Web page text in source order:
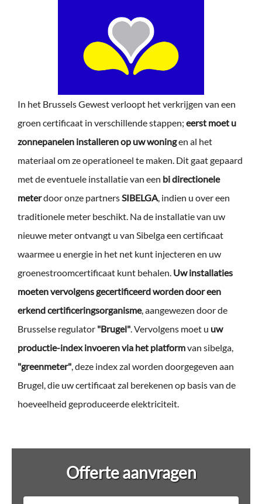
In het Brussels Gewest verloopt het verkrijgen van een
groen certificaat in verschillende stappen; eerst moet u
zonnepanelen installeren op uw woningen al het
materiaal om ze operationeel te maken. Dit gaat gepaard
met de eventuele installatie van een bi directionele
meterdoor onze partners SIBELGA , indien u over een
traditionele meter beschikt. Na de installatie van uw
nieuwe meter ontvangt u van Sibelga een certificaat
waarmee u energie in het net kunt injecteren en uw
groenestroomcertificaat kunt behalen. Uw installaties
moeten vervolgens gecertificeerd worden door een
erkend certificeringsorganisme, aangewezen door de
Brusselse regulator "Brugel" . Vervolgens moet u uw
productie-index invoeren via het platformvan sibelga,
"greenmeter" , deze index zal worden doorgegeven aan
Brugel, die uw certificaat zal berekenen op basis van de
hoeveelheid geproduceerde elektriciteit.
Offerte aanvragen